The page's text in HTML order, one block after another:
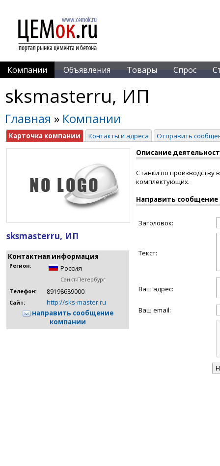
Компании Объявления Товары Спрос
sksmasterru, ИП
Главная » Компании
Карточка компании Контакты и адреса Отправить
sksmasterru, ИП
Контактная информация
Регион: Россия
Санкт-Петербург
Телефон:
89198689000
Сайт:
http://sks-master.ru
направить сообщение
компании
Описание
Станки по производству
комплектующих.
Направить
Заголовок:
Текст:
Ваш адрес:
Ваш email: